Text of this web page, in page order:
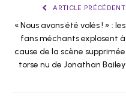
ARTICLE PRÉCÉDENT
« Nous avons été volés ! » : les
fans méchants explosent à
cause de la scène supprimée
torse nu de Jonathan Bailey